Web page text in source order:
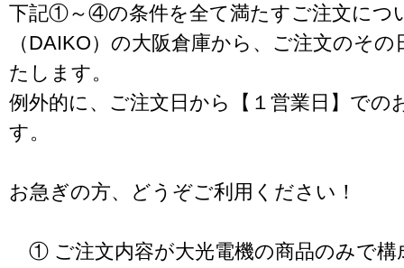
下記①～④の条件を全て満たすご注文につ
（DAIKO）の大阪倉庫から、ご注文のそ
たします。
例外的に、ご注文日から【１営業日】での
す。
お急ぎの方、どうぞご利用ください！
① ご注文内容が大光電機の商品のみで構